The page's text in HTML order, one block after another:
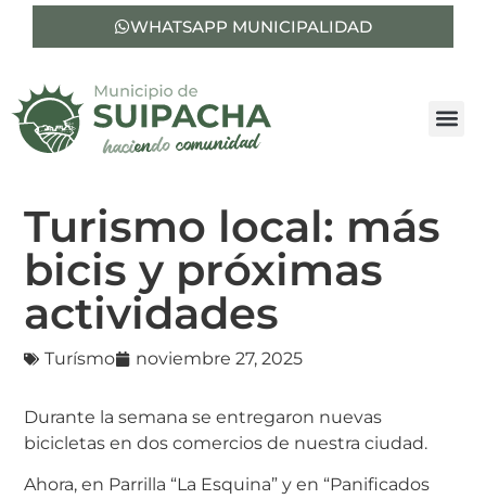
WHATSAPP MUNICIPALIDAD
Turismo local: más
bicis y próximas
actividades
Turísmo noviembre 27, 2025
Durante la semana se entregaron nuevas
bicicletas en dos comercios de nuestra ciudad.
Ahora, en Parrilla “La Esquina” y en “Panificados